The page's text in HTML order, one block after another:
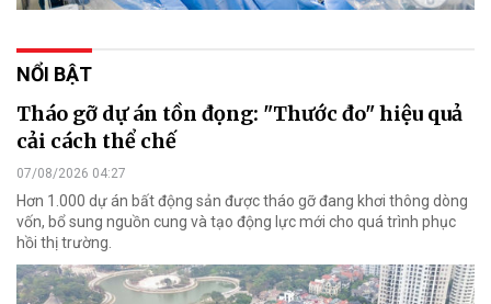
NỔI BẬT
Tháo gỡ dự án tồn đọng: "Thước đo" hiệu quả
cải cách thể chế
07/08/2026 04:27
Hơn 1.000 dự án bất động sản được tháo gỡ đang khơi thông dòng
vốn, bổ sung nguồn cung và tạo động lực mới cho quá trình phục
hồi thị trường.